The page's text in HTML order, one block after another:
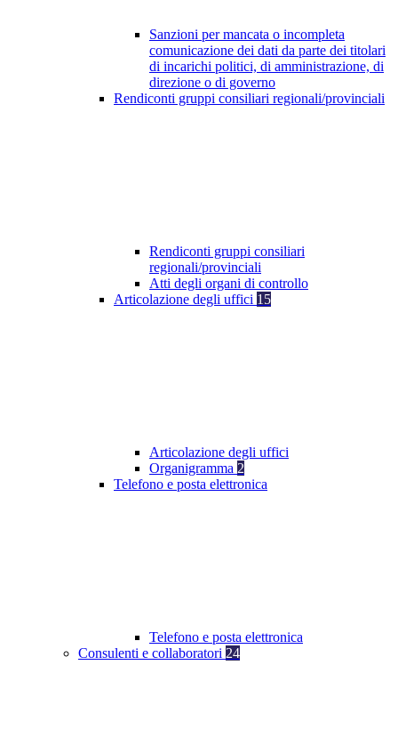
Sanzioni per mancata o incompleta
comunicazione dei dati da parte dei titolari
di incarichi politici, di amministrazione, di
direzione o di governo
Rendiconti gruppi consiliari regionali/provinciali
Rendiconti gruppi consiliari
regionali/provinciali
Atti degli organi di controllo
Articolazione degli uffici 15
Articolazione degli uffici
Organigramma 2
Telefono e posta elettronica
Telefono e posta elettronica
Consulenti e collaboratori 24